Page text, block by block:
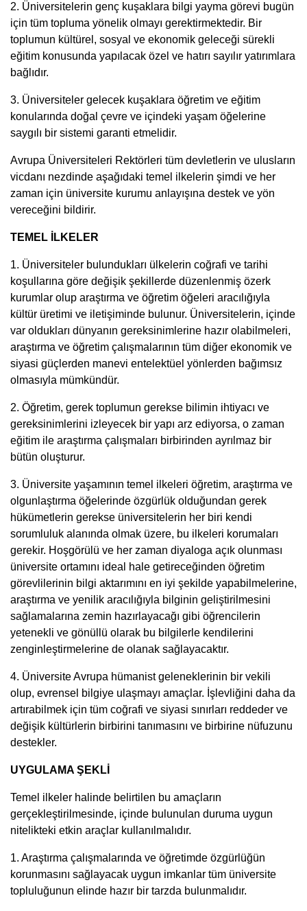
2. Üniversitelerin genç kuşaklara bilgi yayma görevi bugün
için tüm topluma yönelik olmayı gerektirmektedir. Bir
toplumun kültürel, sosyal ve ekonomik geleceği sürekli
eğitim konusunda yapılacak özel ve hatırı sayılır yatırımlara
bağlıdır.
3. Üniversiteler gelecek kuşaklara öğretim ve eğitim
konularında doğal çevre ve içindeki yaşam öğelerine
saygılı bir sistemi garanti etmelidir.
Avrupa Üniversiteleri Rektörleri tüm devletlerin ve ulusların
vicdanı nezdinde aşağıdaki temel ilkelerin şimdi ve her
zaman için üniversite kurumu anlayışına destek ve yön
vereceğini bildirir.
TEMEL İLKELER
1. Üniversiteler bulundukları ülkelerin coğrafi ve tarihi
koşullarına göre değişik şekillerde düzenlenmiş özerk
kurumlar olup araştırma ve öğretim öğeleri aracılığıyla
kültür üretimi ve iletişiminde bulunur. Üniversitelerin, içinde
var oldukları dünyanın gereksinimlerine hazır olabilmeleri,
araştırma ve öğretim çalışmalarının tüm diğer ekonomik ve
siyasi güçlerden manevi entelektüel yönlerden bağımsız
olmasıyla mümkündür.
2. Öğretim, gerek toplumun gerekse bilimin ihtiyacı ve
gereksinimlerini izleyecek bir yapı arz ediyorsa, o zaman
eğitim ile araştırma çalışmaları birbirinden ayrılmaz bir
bütün oluşturur.
3. Üniversite yaşamının temel ilkeleri öğretim, araştırma ve
olgunlaştırma öğelerinde özgürlük olduğundan gerek
hükümetlerin gerekse üniversitelerin her biri kendi
sorumluluk alanında olmak üzere, bu ilkeleri korumaları
gerekir. Hoşgörülü ve her zaman diyaloga açık olunması
üniversite ortamını ideal hale getireceğinden öğretim
görevlilerinin bilgi aktarımını en iyi şekilde yapabilmelerine,
araştırma ve yenilik aracılığıyla bilginin geliştirilmesini
sağlamalarına zemin hazırlayacağı gibi öğrencilerin
yetenekli ve gönüllü olarak bu bilgilerle kendilerini
zenginleştirmelerine de olanak sağlayacaktır.
4. Üniversite Avrupa hümanist geleneklerinin bir vekili
olup, evrensel bilgiye ulaşmayı amaçlar. İşlevliğini daha da
artırabilmek için tüm coğrafi ve siyasi sınırları reddeder ve
değişik kültürlerin birbirini tanımasını ve birbirine nüfuzunu
destekler.
UYGULAMA ŞEKLİ
Temel ilkeler halinde belirtilen bu amaçların
gerçekleştirilmesinde, içinde bulunulan duruma uygun
nitelikteki etkin araçlar kullanılmalıdır.
1. Araştırma çalışmalarında ve öğretimde özgürlüğün
korunmasını sağlayacak uygun imkanlar tüm üniversite
topluluğunun elinde hazır bir tarzda bulunmalıdır.